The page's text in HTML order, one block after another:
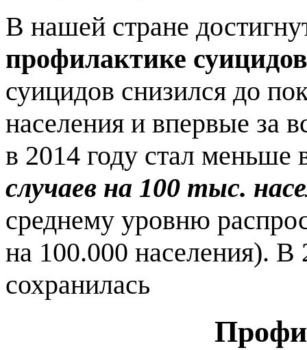
В нашей стране
профилактике суицидов
суицидов снизился до
населения и впервые за
в 2014 году стал
случаев на 100 тыс.
среднему уровню
на 100.000 населения). В
сохранилась